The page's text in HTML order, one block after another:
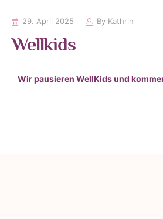
29. April 2025 By Kathrin
Wellkids
Wir pausieren WellKids und